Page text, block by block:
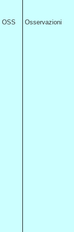
OSS Osservazioni